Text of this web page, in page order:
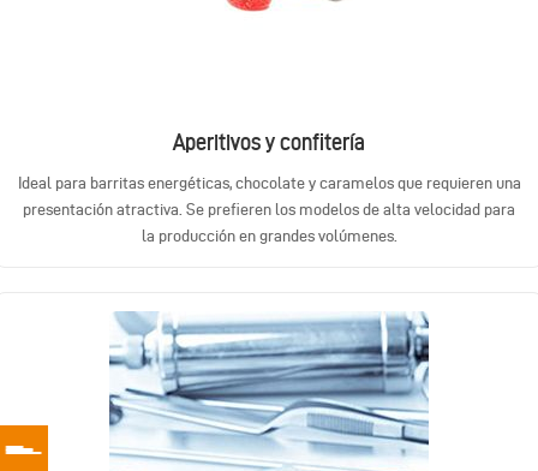
Aperitivos y confitería
Ideal para barritas energéticas, chocolate y caramelos que requieren una
presentación atractiva. Se prefieren los modelos de alta velocidad para
la producción en grandes volúmenes.